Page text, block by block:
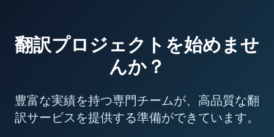
翻訳プロジェクトを始めませ
んか？
豊富な実績を持つ専門チームが、高品質な翻
訳サービスを提供する準備ができています。